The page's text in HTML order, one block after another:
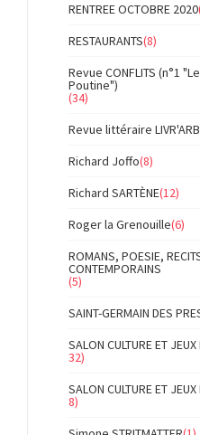
RENTREE OCTOBRE 2020
RESTAURANTS(8)
Revue CONFLITS (n°1
Poutine")
(34)
Revue littéraire
Richard Joffo(8)
Richard SARTÈNE(12)
Roger la Grenouille(6)
ROMANS, POESIE,
CONTEMPORAINS
(5)
SAINT-GERMAIN DES
SALON CULTURE ET
32)
SALON CULTURE ET
8)